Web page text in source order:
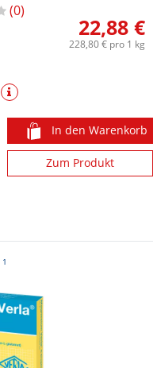
0
22,88 €
228,80 €pro 1 kg
In den Warenkorb
Zum Produkt
1